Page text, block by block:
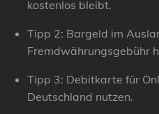
kostenlos bleibt.
Tipp 2: Bargeld im
Fremdwährungsgebühr
Tipp 3: Debitkarte für
Deutschland nutzen.